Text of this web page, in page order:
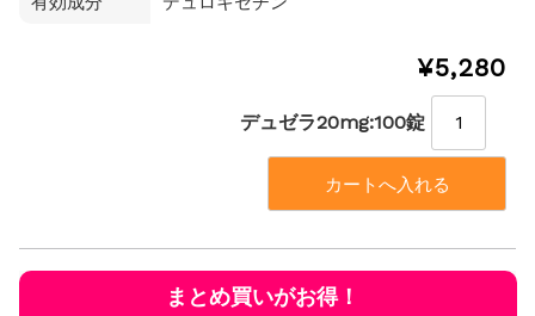
¥5,280
デュゼラ20mg:100錠